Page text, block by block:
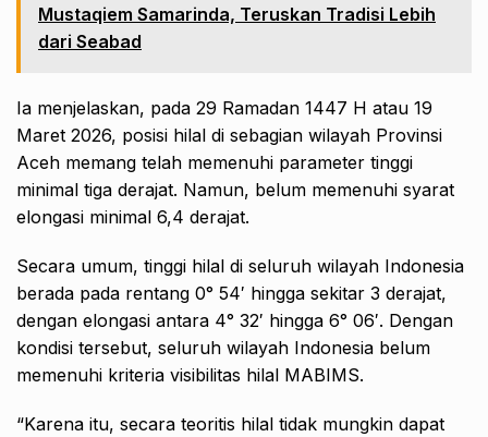
Mustaqiem Samarinda, Teruskan Tradisi Lebih
dari Seabad
Ia menjelaskan, pada 29 Ramadan 1447 H atau 19
Maret 2026, posisi hilal di sebagian wilayah Provinsi
Aceh memang telah memenuhi parameter tinggi
minimal tiga derajat. Namun, belum memenuhi syarat
elongasi minimal 6,4 derajat.
Secara umum, tinggi hilal di seluruh wilayah Indonesia
berada pada rentang 0° 54′ hingga sekitar 3 derajat,
dengan elongasi antara 4° 32′ hingga 6° 06′. Dengan
kondisi tersebut, seluruh wilayah Indonesia belum
memenuhi kriteria visibilitas hilal MABIMS.
“Karena itu, secara teoritis hilal tidak mungkin dapat